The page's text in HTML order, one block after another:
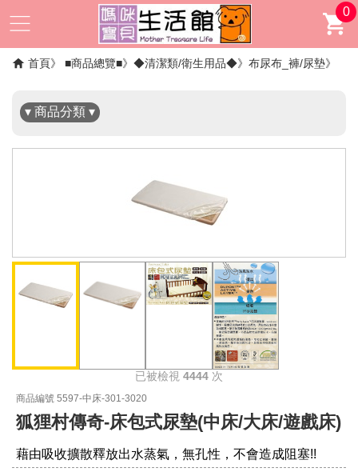
0
首頁 ■商品總覽■ ◆清潔類/衛生用品◆ 布尿布_褲/尿墊
▾ 商品分類 ▾
✖
已被檢視 4444 次
商品編號 5597-中床-301-3020
狐狸村傳奇-床包式尿墊(中床/大床/遊戲床)
藉由吸收擴散釋放出水蒸氣，無孔性，不會造成阻塞!!